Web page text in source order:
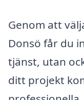
Genom att
Donsö får du
tjänst, utan
ditt projekt